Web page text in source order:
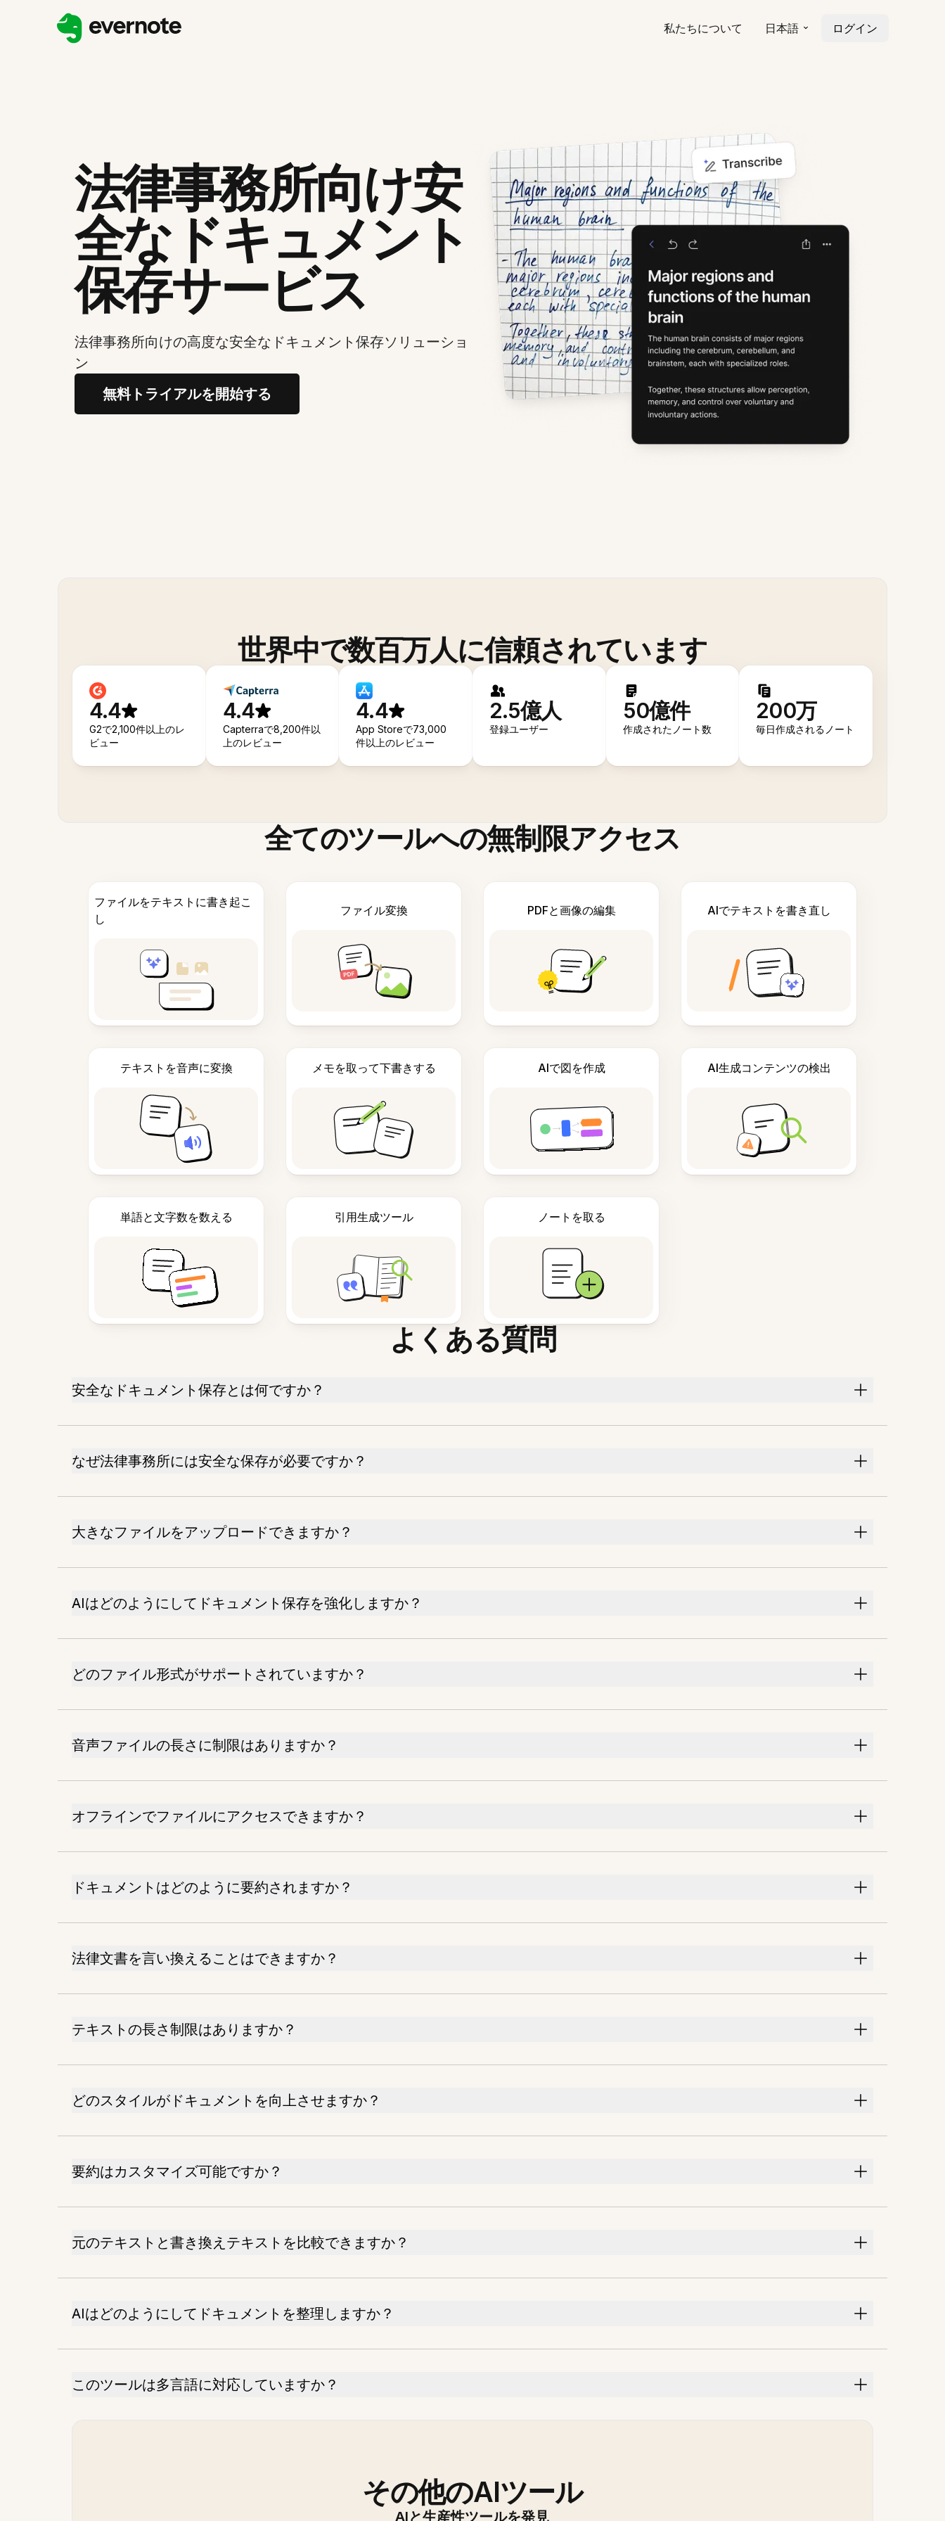
私たちについて 日本語 ログイン
法律事務所向け安
全なドキュメント
保存サービス
法律事務所向けの高度な安全なドキュメント保存ソリューショ
ン
無料トライアルを開始する
世界中で数百万人に信頼されています
4.4
G2で2,100件以上のレ
ビュー
4.4
Capterraで8,200件以
上のレビュー
4.4
App Storeで73,000
件以上のレビュー
2.5億人
登録ユーザー
50億件
作成されたノート数
200万
毎日作成されるノート
全てのツールへの無制限アクセス
ファイルをテキストに書き起こ
し
ファイル変換 PDFと画像の編集 AIでテキストを書き直し
テキストを音声に変換 メモを取って下書きする AIで図を作成 AI生成コンテンツの検出
単語と文字数を数える 引用生成ツール ノートを取る
よくある質問
安全なドキュメント保存とは何ですか？
なぜ法律事務所には安全な保存が必要ですか？
大きなファイルをアップロードできますか？
AIはどのようにしてドキュメント保存を強化しますか？
どのファイル形式がサポートされていますか？
音声ファイルの長さに制限はありますか？
オフラインでファイルにアクセスできますか？
ドキュメントはどのように要約されますか？
法律文書を言い換えることはできますか？
テキストの長さ制限はありますか？
どのスタイルがドキュメントを向上させますか？
要約はカスタマイズ可能ですか？
元のテキストと書き換えテキストを比較できますか？
AIはどのようにしてドキュメントを整理しますか？
このツールは多言語に対応していますか？
その他のAIツール
AIと生産性ツールを発見